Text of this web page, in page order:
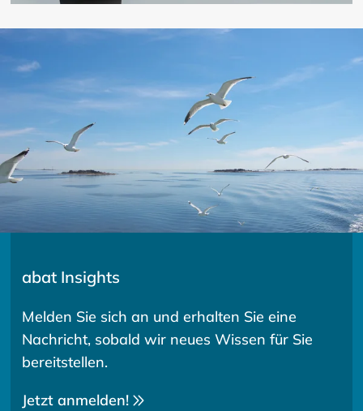
abat Insights
Melden Sie sich an und erhalten Sie eine
Nachricht, sobald wir neues Wissen für Sie
bereitstellen.
Jetzt anmelden!